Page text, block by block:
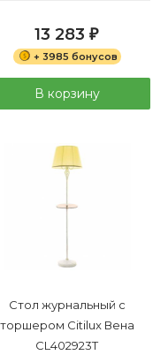
13 283 ₽
+ 3985 бонусов
В корзину
Стол журнальный с
торшером Citilux Вена
CL402923T